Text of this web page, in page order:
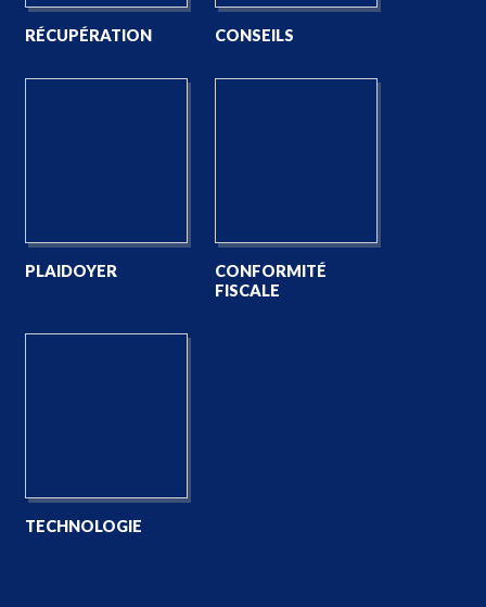
RÉCUPÉRATION CONSEILS
PLAIDOYER
CONFORMITÉ
FISCALE
TECHNOLOGIE